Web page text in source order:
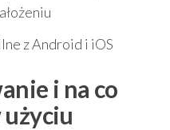
z Android i iOS
i na co